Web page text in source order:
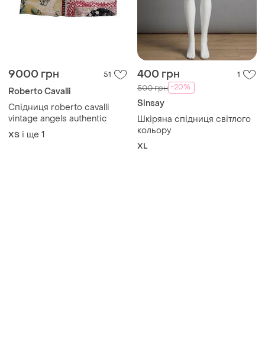
9000 грн 51
Roberto Cavalli
Спідниця roberto cavalli
vintage angels authentic
ХS і ще 1
400 грн 1
500 грн -20%
Sinsay
Шкіряна спідниця світлого
кольору
XL